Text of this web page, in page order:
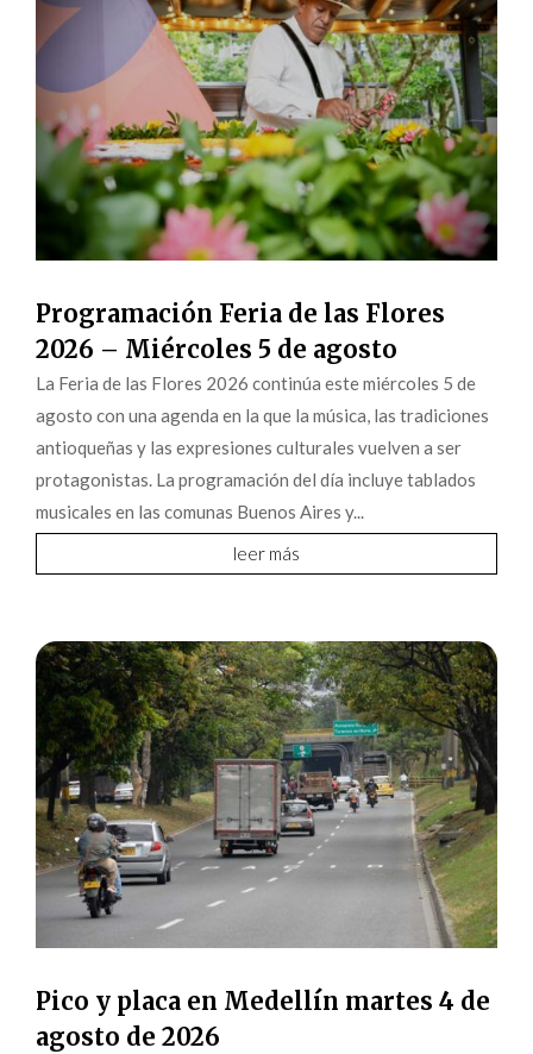
Programación Feria de las Flores
2026 – Miércoles 5 de agosto
La Feria de las Flores 2026 continúa este miércoles 5 de
agosto con una agenda en la que la música, las tradiciones
antioqueñas y las expresiones culturales vuelven a ser
protagonistas. La programación del día incluye tablados
musicales en las comunas Buenos Aires y...
leer más
Pico y placa en Medellín martes 4 de
agosto de 2026